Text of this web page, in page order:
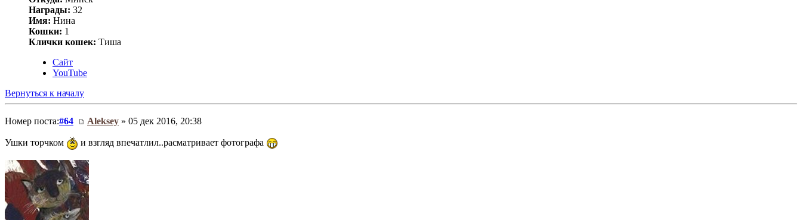
Награды: 32
Имя: Нина
Кошки: 1
Клички кошек: Тиша
Сайт
YouTube
Вернуться к началу
Номер поста:#64 Aleksey » 05 дек 2016, 20:38
Ушки торчком и взгляд впечатлил..расматривает фотографа